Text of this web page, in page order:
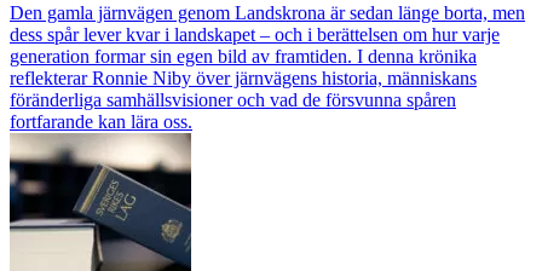
Den gamla järnvägen genom Landskrona är sedan länge borta, men
dess spår lever kvar i landskapet – och i berättelsen om hur varje
generation formar sin egen bild av framtiden. I denna krönika
reflekterar Ronnie Niby över järnvägens historia, människans
föränderliga samhällsvisioner och vad de försvunna spåren
fortfarande kan lära oss.